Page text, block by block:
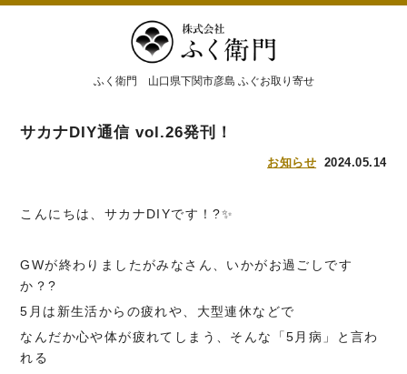
ふく衛門 山口県下関市彦島 ふぐお取り寄せ
サカナDIY通信 vol.26発刊！
お知らせ 2024.05.14
こんにちは、サカナDIYです！?✨
GWが終わりましたがみなさん、いかがお過ごしです
か？?
5月は新生活からの疲れや、大型連休などで
なんだか心や体が疲れてしまう、そんな「5月病」と言わ
れる